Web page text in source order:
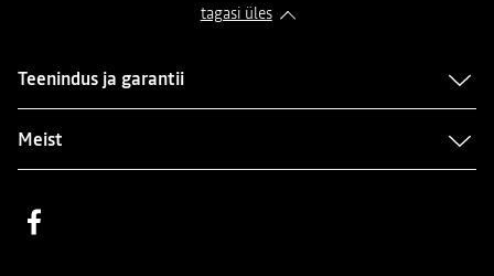
tagasi üles
Teenindus ja garantii
Meist